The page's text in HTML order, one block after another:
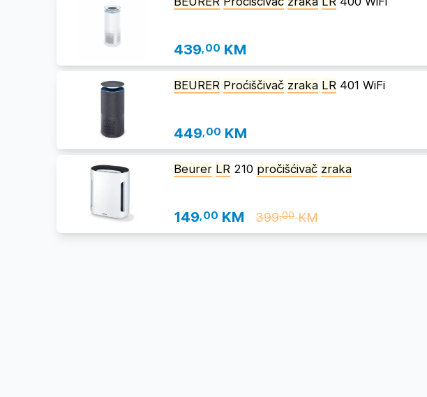
439,00 KM
BEURER Proćiščivač zraka LR 401 WiFi
449,00 KM
Beurer LR 210 pročišćivač zraka
149,00 KM 399,00KM